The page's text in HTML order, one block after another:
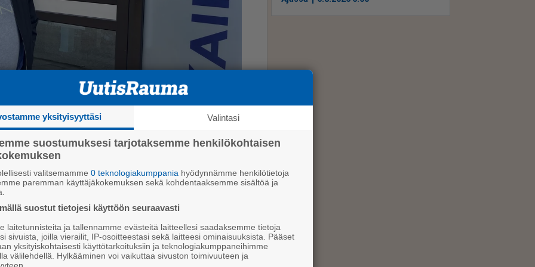
Vihervä sanoo, että kaikki suomalaiset
Kuva: Pauli Uusi-Kilponen
lä­hes­kään riit­tä­väs­ti, vaik­ka alan osaa­jia kurs­si­te­
Sa­ta­e­du vas­taa alan osaa­ja­tar­pee­seen li­sää­
yksityisyyttäsi Valintasi
suostumuksesi tarjotaksemme henkilökohtaisen
valitsemamme 0 teknologiakumppania hyödynnämme henkilötietoja
paremman käyttäjäkokemuksen sekä kohdentaaksemme sisältöä ja
suostut tietojesi käyttöön seuraavasti
laitetunnisteita ja tallennamme evästeitä laitteellesi saadaksemme tietoja
sivuista, joilla vierailit, IP-osoitteestasi sekä laitteesi ominaisuuksista. Pääset
yksityiskohtaisesti käyttötarkoituksiin ja teknologiakumppaneihimme
välilehdellä. Hylkääminen voi vaikuttaa sivuston toimivuuteen ja